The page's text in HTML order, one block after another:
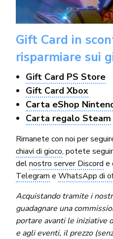
Gift Card in
risparmiare sui
Gift Card PS Store
Gift Card Xbox
Carta eShop
Carta regalo Steam
Rimanete con noi per
chiavi di gioco, potete
delnostro server Discord e
Telegram e WhatsApp di
Acquistando tramite i
guadagnare una
portare avanti le iniziative
e agli eventi, il prezzo